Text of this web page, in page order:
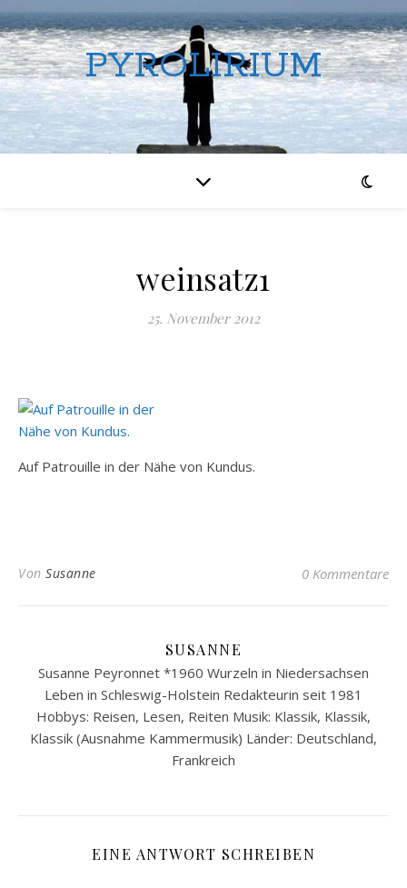
PYROLIRIUM
weinsatz1
25. November 2012
Auf Patrouille in der Nähe von Kundus.
Von Susanne 0 Kommentare
SUSANNE
Susanne Peyronnet *1960 Wurzeln in Niedersachsen
Leben in Schleswig-Holstein Redakteurin seit 1981
Hobbys: Reisen, Lesen, Reiten Musik: Klassik, Klassik,
Klassik (Ausnahme Kammermusik) Länder: Deutschland,
Frankreich
EINE ANTWORT SCHREIBEN